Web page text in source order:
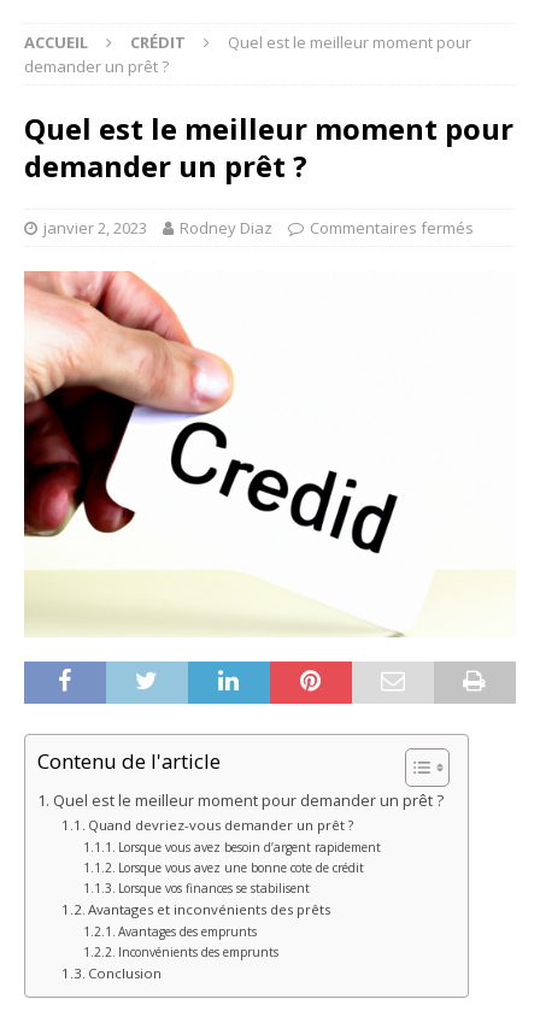
ACCUEIL CRÉDIT
Quel est le meilleur moment pour
demander un prêt ?
Quel est le meilleur moment pour
demander un prêt ?
janvier 2, 2023 Rodney Diaz Commentaires fermés
Contenu de l'article
Quel est le meilleur moment pour demander un prêt ?
Quand devriez-vous demander un prêt ?
Lorsque vous avez besoin d’argent rapidement
Lorsque vous avez une bonne cote de crédit
Lorsque vos finances se stabilisent
Avantages et inconvénients des prêts
Avantages des emprunts
Inconvénients des emprunts
Conclusion